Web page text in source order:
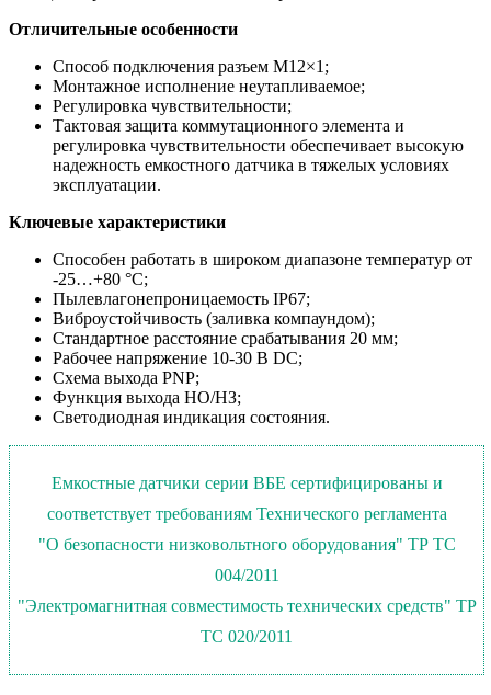
Отличительные особенности
Способ подключения разъем M12×1;
Монтажное исполнение неутапливаемое;
Регулировка чувствительности;
Тактовая защита коммутационного элемента и
регулировка чувствительности обеспечивает высокую
надежность емкостного датчика в тяжелых условиях
эксплуатации.
Ключевые характеристики
Способен работать в широком диапазоне температур от
-25…+80 °С;
Пылевлагонепроницаемость IP67;
Виброустойчивость (заливка компаундом);
Стандартное расстояние срабатывания 20 мм;
Рабочее напряжение 10-30 В DC;
Схема выхода PNP;
Функция выхода НО/НЗ;
Светодиодная индикация состояния.
Емкостные датчики серии ВБЕ сертифицированы и
соответствует требованиям Технического регламента
"О безопасности низковольтного оборудования" ТР ТС
004/2011
"Электромагнитная совместимость технических средств" ТР
ТС 020/2011